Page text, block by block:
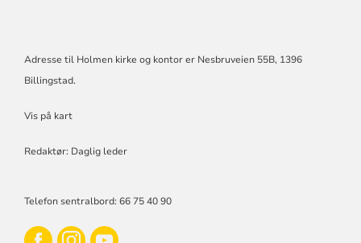
Adresse til Holmen kirke og kontor er Nesbruveien 55B, 1396
Billingstad.
Vis på kart
Redaktør: Daglig leder
Telefon sentralbord: 66 75 40 90